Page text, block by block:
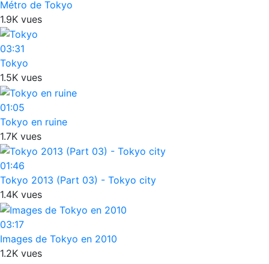
Métro de Tokyo
1.9K vues
03:31
Tokyo
1.5K vues
01:05
Tokyo en ruine
1.7K vues
01:46
Tokyo 2013 (Part 03) - Tokyo city
1.4K vues
03:17
Images de Tokyo en 2010
1.2K vues